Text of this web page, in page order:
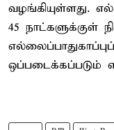
வழங்கியுள்ளது.
45 நாட்களுக்குள்
ஒப்படைக்கப்படும்